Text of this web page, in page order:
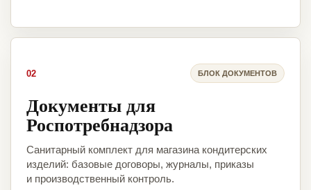
02 БЛОК ДОКУМЕНТОВ
Документы для
Роспотребнадзора
Санитарный комплект для магазина кондитерских
изделий: базовые договоры, журналы, приказы
и производственный контроль.